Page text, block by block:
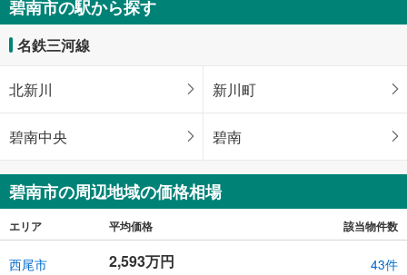
5LDK
117.78m （登記）
碧南市の駅から探す
名鉄三河線
北新川 新川町
碧南中央 碧南
碧南市の周辺地域の価格相場
エリア 平均価格 該当物件数
西尾市 2,593万円 43件